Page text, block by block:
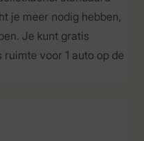
je meer nodig hebben,
Je kunt gratis
voor 1 auto op de